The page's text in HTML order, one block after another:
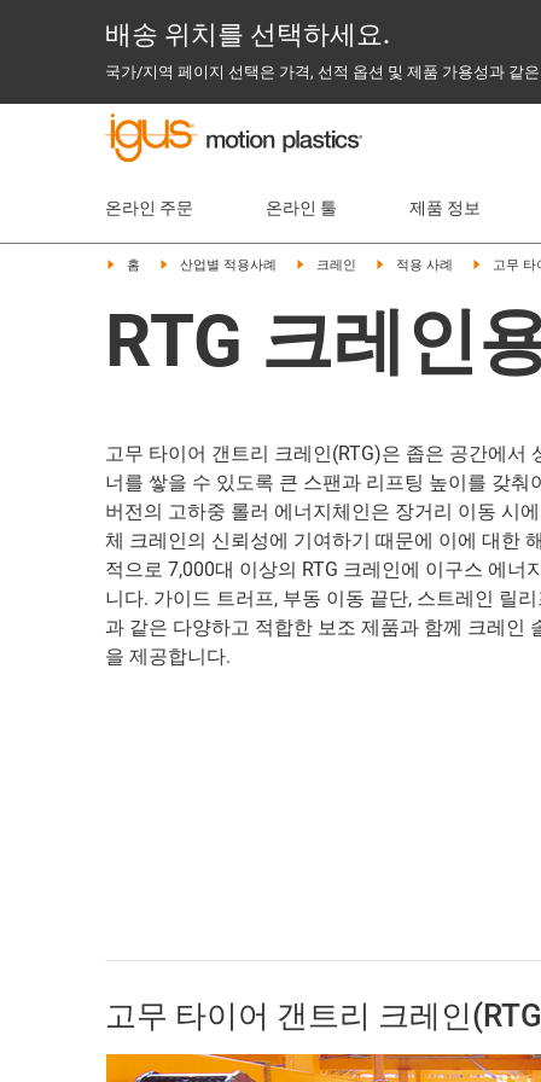
배송 위치를 선택하세요.
국가/지역 페이지 선택은 가격, 선적 옵션 및 제품 가용성과 같
온라인 주문 온라인 툴 제품 정보
홈 산업별 적용사례 크레인 적용 사례 고무 타
RTG 크레인
고무 타이어 갠트리 크레인(RTG)은 좁은 공간에서
너를 쌓을 수 있도록 큰 스팬과 리프팅 높이를 갖춰
버전의 고하중 롤러 에너지체인은 장거리 이동 시
체 크레인의 신뢰성에 기여하기 때문에 이에 대한
적으로 7,000대 이상의 RTG 크레인에 이구스 에너
니다. 가이드 트러프, 부동 이동 끝단, 스트레인 릴
과 같은 다양하고 적합한 보조 제품과 함께 크레인
을 제공합니다.
고무 타이어 갠트리 크레인